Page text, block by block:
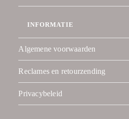
INFORMATIE
Algemene voorwaarden
Reclames en retourzending
Privacybeleid